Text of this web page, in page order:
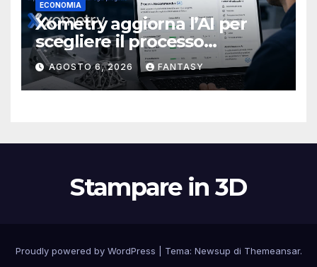
ECONOMIA
Xometry aggiorna l’AI per
scegliere il processo
produttivo più adatto
AGOSTO 6, 2026 FANTASY
Stampare in 3D
Proudly powered by WordPress Tema: Newsup di Themeansar.